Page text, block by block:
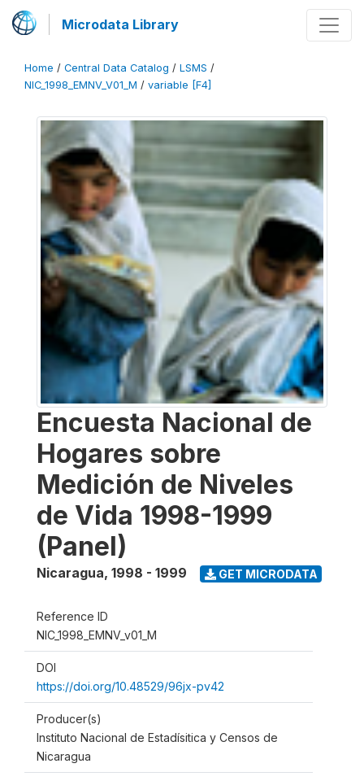
Microdata Library
Home / Central Data Catalog / LSMS /
NIC_1998_EMNV_V01_M / variable [F4]
Encuesta Nacional de
Hogares sobre
Medición de Niveles
de Vida 1998-1999
(Panel)
Nicaragua, 1998 - 1999 GET MICRODATA
Reference ID
NIC_1998_EMNV_v01_M
DOI
https://doi.org/10.48529/96jx-pv42
Producer(s)
Instituto Nacional de Estadísitica y Censos de
Nicaragua